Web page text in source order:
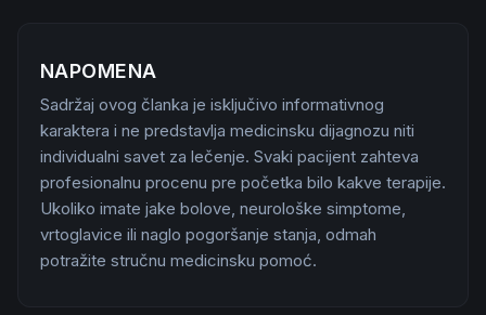
NAPOMENA
Sadržaj ovog članka je isključivo informativnog
karaktera i ne predstavlja medicinsku dijagnozu niti
individualni savet za lečenje. Svaki pacijent zahteva
profesionalnu procenu pre početka bilo kakve terapije.
Ukoliko imate jake bolove, neurološke simptome,
vrtoglavice ili naglo pogoršanje stanja, odmah
potražite stručnu medicinsku pomoć.